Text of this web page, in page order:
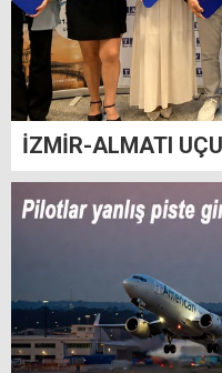
İZMİR-ALMATI